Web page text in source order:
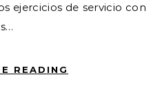
ejercicios de servicio con
READING